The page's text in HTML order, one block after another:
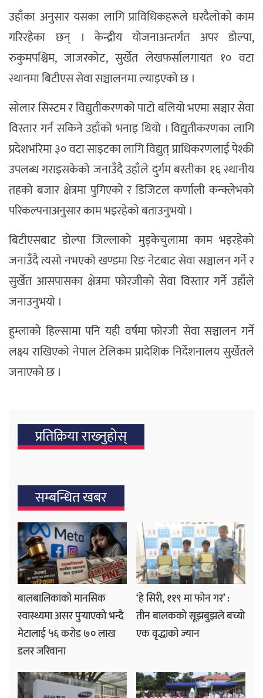
उहाँका अनुसार यसका लागि प्राविधिकहरूले घरदैलोको काम
गरिरहेका छन् । केन्द्रीय योजनाअन्तर्गत अपर डोल्पा,
रुकुमपश्चिम, जाजरकोट, सुर्खेत लेखफर्सालगायत १० वटा
स्थानमा बिटीएस सेवा सञ्चालनमा ल्याइएको छ ।
सोलार सिस्टम र विद्युतीकरणको पाटो बलियो भएमा सञ्चार सेवा
विस्तार गर्न सकिने उहाँको भनाइ थियो । विद्युतीकरणका लागि
प्रदेशभरिमा ३० वटा साइटका लागि विद्युत् प्राधिकरणलाई पेश्की
उपलब्ध गराइसकेको जनाउँदै उहाँले दुर्गम बस्तीका १६ स्थानीय
तहको बजार क्षेत्रमा पुगिएको र डिजिटल कर्णाली कन्क्लेभको
परिकल्पनाअनुसार काम भइरहेको बताउनुभयो ।
बिटीएसबाट डोल्पा जिल्लाको मुड्केचुलामा काम भइरहेको
जनाउँदै त्यसो नभएको खण्डमा रिङ नेटबाट सेवा सञ्चालन गर्ने र
सुर्खेत आसपासका क्षेत्रमा फोरजीको सेवा विस्तार गर्ने उहाँले
जनाउनुभयो ।
हुम्लाको हिल्सामा पनि यही वर्षमा फोरजी सेवा सञ्चालन गर्ने
लक्ष्य राखिएको नेपाल टेलिकम प्रादेशिक निर्देशनालय सुर्खेतले
जनाएको छ ।
प्रतिक्रिया राख्‍नुहोस्
सम्बन्धित खबर
बालबालिकाको मानसिक
स्वास्थ्यमा असर पुर्‍याएको भन्दै
मेटालाई ५६ करोड ७० लाख
डलर जरिवाना
‘हे सिरी, ११९ मा फोन गर’ :
तीन बालकको सूझबुझले बच्यो
एक वृद्धाको ज्यान